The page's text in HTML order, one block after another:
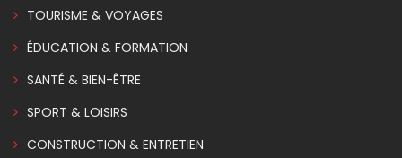
TOURISME & VOYAGES
ÉDUCATION & FORMATION
SANTÉ & BIEN-ÊTRE
SPORT & LOISIRS
CONSTRUCTION & ENTRETIEN